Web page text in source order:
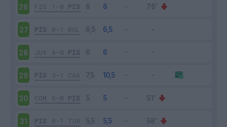
26 FIO 1-0 PIS
27 PIS 0-1 BOL
28 JUV 4-0 PIS
29 PIS 3-1 CAG
30 COM 5-0 PIS
31 PIS 0-1 TOR